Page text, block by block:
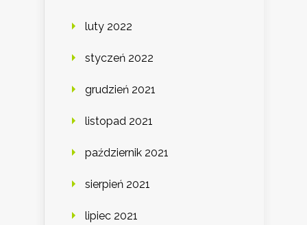
luty 2022
styczeń 2022
grudzień 2021
listopad 2021
październik 2021
sierpień 2021
lipiec 2021